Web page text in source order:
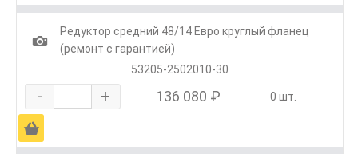
1
Редуктор средний 48/14 Евро круглый фланец
(ремонт с гарантией)
53205-2502010-30
- + 136 080 ₽ 0 шт.
Ä